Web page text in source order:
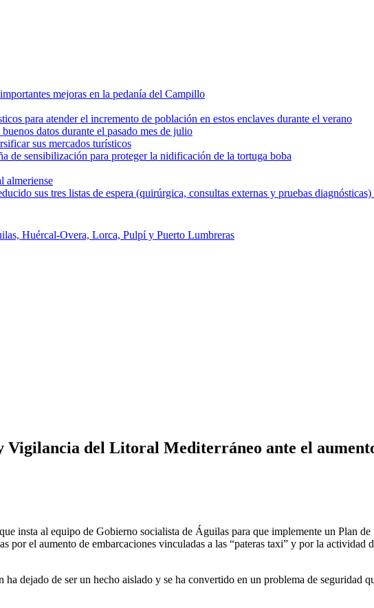
mejoras en la pedanía del Campillo
para atender el incremento de población en estos enclaves durante el verano
datos durante el pasado mes de julio
sus mercados turísticos
de sensibilización para proteger la nidificación de la tortuga boba
almeriense
sus tres listas de espera (quirúrgica, consultas externas y pruebas diagnósticas)
Huércal-Overa, Lorca, Pulpí y Puerto Lumbreras
Vigilancia del Litoral Mediterráneo ante el
insta al equipo de Gobierno socialista de Águilas para que implemente un Plan
el aumento de embarcaciones vinculadas a las “pateras taxi” y por la actividad
dejado de ser un hecho aislado y se ha convertido en un problema de seguridad